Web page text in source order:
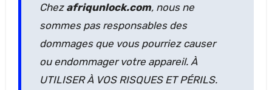
Chez afriqunlock.com, nous ne
sommes pas responsables des
dommages que vous pourriez causer
ou endommager votre appareil. À
UTILISER À VOS RISQUES ET PÉRILS.